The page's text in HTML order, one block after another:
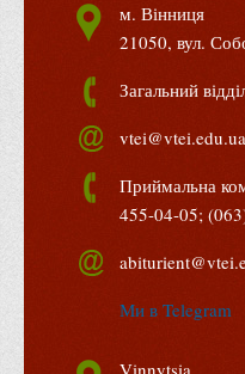
ТОП-20 кращих
ТОП-20 кращих
ТОП-20 кращих
ТОП-20 кращих
ТОП-20 кращих
ТОП-20 кращих
м. Вінниця
21050, вул.
Загальний
vtei@vtei.edu.ua
Приймальна
455-04-05;
Ми в Telegram
Vinnytsia